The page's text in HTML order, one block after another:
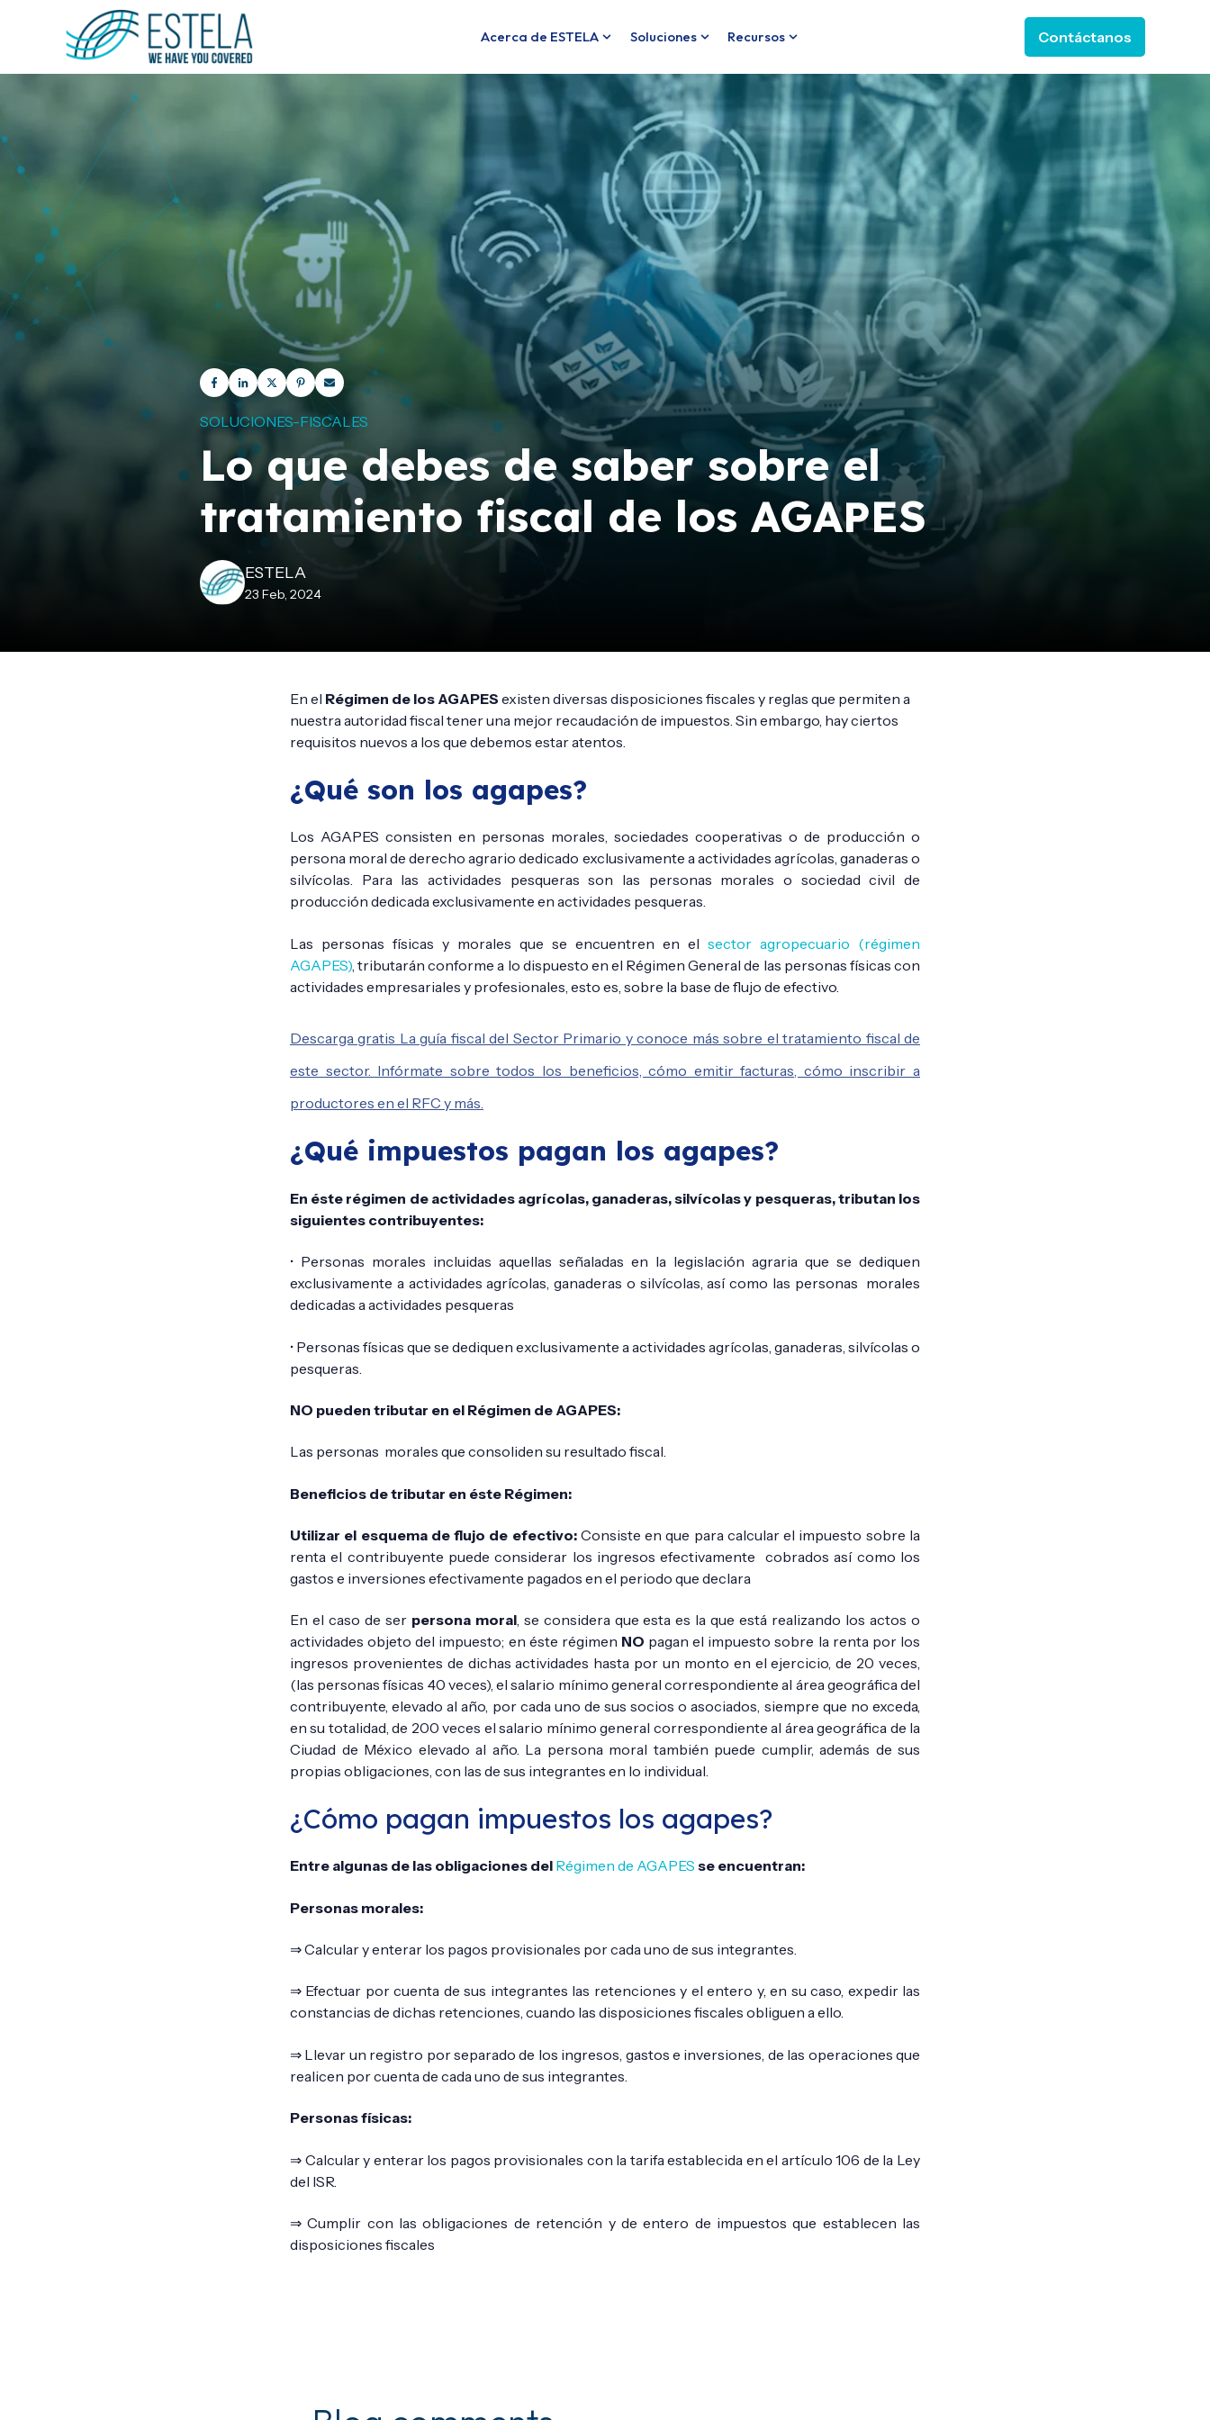
Acerca de ESTELA
Show submenu for Acerca de ESTELA
Soluciones
Show submenu for Soluciones
Recursos Contáctanos
SOLUCIONES-FISCALES
Lo que debes de saber sobre el
tratamiento fiscal de los AGAPES
ESTELA
23 Feb, 2024
En el Régimen de los AGAPES existen diversas disposiciones fiscales y reglas que permiten a
nuestra autoridad fiscal tener una mejor recaudación de impuestos. Sin embargo, hay ciertos
requisitos nuevos a los que debemos estar atentos.
¿Qué son los agapes?
Los AGAPES consisten en personas morales, sociedades cooperativas o de producción o
persona moral de derecho agrario dedicado exclusivamente a actividades agrícolas, ganaderas o
silvícolas. Para las actividades pesqueras son las personas morales o sociedad civil de
producción dedicada exclusivamente en actividades pesqueras.
Las personas físicas y morales que se encuentren en el sector agropecuario (régimen
AGAPES) , tributarán conforme a lo dispuesto en el Régimen General de las personas físicas con
actividades empresariales y profesionales, esto es, sobre la base de flujo de efectivo.
Descarga gratis La guía fiscal del Sector Primario y conoce más sobre el tratamiento fiscal de
este sector. Infórmate sobre todos los beneficios, cómo emitir facturas, cómo inscribir a
productores en el RFC y más.
¿Qué impuestos pagan los agapes?
En éste régimen de actividades agrícolas, ganaderas, silvícolas y pesqueras, tributan los
siguientes contribuyentes:
• Personas morales incluidas aquellas señaladas en la legislación agraria que se dediquen
exclusivamente a actividades agrícolas, ganaderas o silvícolas, así como las personas morales
dedicadas a actividades pesqueras
• Personas físicas que se dediquen exclusivamente a actividades agrícolas, ganaderas, silvícolas o
pesqueras.
NO pueden tributar en el Régimen de AGAPES:
Las personas morales que consoliden su resultado fiscal.
Beneficios de tributar en éste Régimen:
Utilizar el esquema de flujo de efectivo:Consiste en que para calcular el impuesto sobre la
renta el contribuyente puede considerar los ingresos efectivamente cobrados así como los
gastos e inversiones efectivamente pagados en el periodo que declara
En el caso de ser persona moral, se considera que esta es la que está realizando los actos o
actividades objeto del impuesto; en éste régimen NO pagan el impuesto sobre la renta por los
ingresos provenientes de dichas actividades hasta por un monto en el ejercicio, de 20 veces,
(las personas físicas 40 veces), el salario mínimo general correspondiente al área geográfica del
contribuyente, elevado al año, por cada uno de sus socios o asociados, siempre que no exceda,
en su totalidad, de 200 veces el salario mínimo general correspondiente al área geográfica de la
Ciudad de México elevado al año. La persona moral también puede cumplir, además de sus
propias obligaciones, con las de sus integrantes en lo individual.
¿Cómo pagan impuestos los agapes?
Entre algunas de las obligaciones del Régimen de AGAPES se encuentran:
Personas morales:
⇒ Calcular y enterar los pagos provisionales por cada uno de sus integrantes.
⇒ Efectuar por cuenta de sus integrantes las retenciones y el entero y, en su caso, expedir las
constancias de dichas retenciones, cuando las disposiciones fiscales obliguen a ello.
⇒ Llevar un registro por separado de los ingresos, gastos e inversiones, de las operaciones que
realicen por cuenta de cada uno de sus integrantes.
Personas físicas:
⇒ Calcular y enterar los pagos provisionales con la tarifa establecida en el artículo 106 de la Ley
del ISR.
⇒ Cumplir con las obligaciones de retención y de entero de impuestos que establecen las
disposiciones fiscales